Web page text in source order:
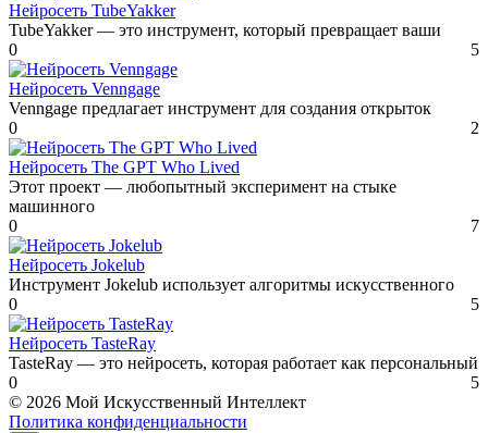
Нейросеть TubeYakker
TubeYakker — это инструмент, который превращает ваши
0
5
Нейросеть Venngage
Venngage предлагает инструмент для создания открыток
0
2
Нейросеть The GPT Who Lived
Этот проект — любопытный эксперимент на стыке
машинного
0
7
Нейросеть Jokelub
Инструмент Jokelub использует алгоритмы искусственного
0
5
Нейросеть TasteRay
TasteRay — это нейросеть, которая работает как персональный
0
5
© 2026 Мой Искусственный Интеллект
Политика конфиденциальности